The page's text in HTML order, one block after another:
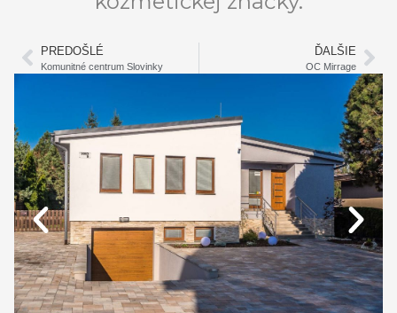
PREDOŠLÉ
Komunitné centrum Slovinky
ĎALŠIE
OC Mirrage